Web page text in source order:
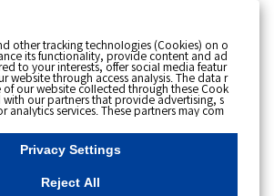
複数語検索が可能です。
払状況
other tracking technologies (Cookies) on o
its functionality, provide content and ad
to your interests, offer social media featur
website through access analysis. The data r
of our website collected through these Cook
with our partners that provide advertising, s
analytics services. These partners may com
by us with other data that you have provi
they have collected from your use of their s
to analyse and optimise advertisemen
by businesses other than us on the internet.
click "Reject All". If you agree to the use
click "Accept All". To select your preferen
Privacy Settings
Reject All